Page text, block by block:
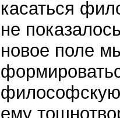
касаться
не
новое поле
философскую
ему